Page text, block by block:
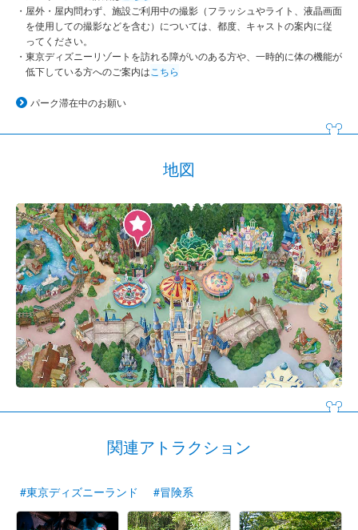
屋外・屋内問わず、施設ご利用中の撮影（フラッシュやライト、液晶画面
を使用しての撮影などを含む）については、都度、キャストの案内に従
ってください。
東京ディズニーリゾートを訪れる障がいのある方や、一時的に体の機能が
低下している方へのご案内は こちら
パーク滞在中のお願い
地図
関連アトラクション
#東京ディズニーランド #冒険系